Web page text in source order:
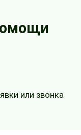
или звонка